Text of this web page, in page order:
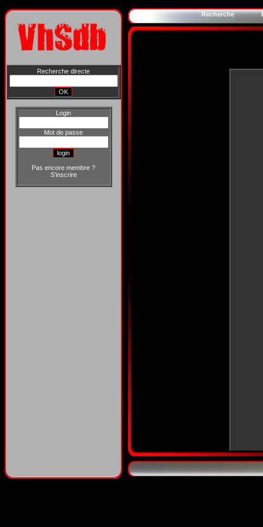
Recherche directe
Login
Mot de passe
Pas encore membre ?
S'inscrire
Recherche